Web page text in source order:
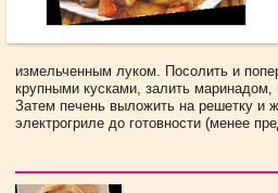
измельченным луком. Посолить и
крупными кусками, залить
Затем печень выложить на решетку и
электрогриле до готовности (менее